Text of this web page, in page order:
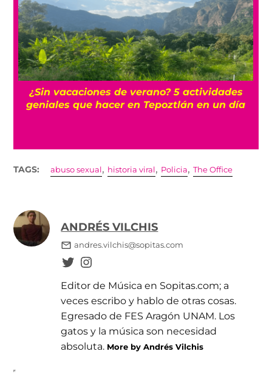
¿Sin vacaciones de verano? 5 actividades
geniales que hacer en Tepoztlán en un día
TAGS: abuso sexual, historia viral, Policia,The Office
ANDRÉS VILCHIS
andres.vilchis@sopitas.com
Editor de Música en Sopitas.com; a
veces escribo y hablo de otras cosas.
Egresado de FES Aragón UNAM. Los
gatos y la música son necesidad
absoluta. More by Andrés Vilchis